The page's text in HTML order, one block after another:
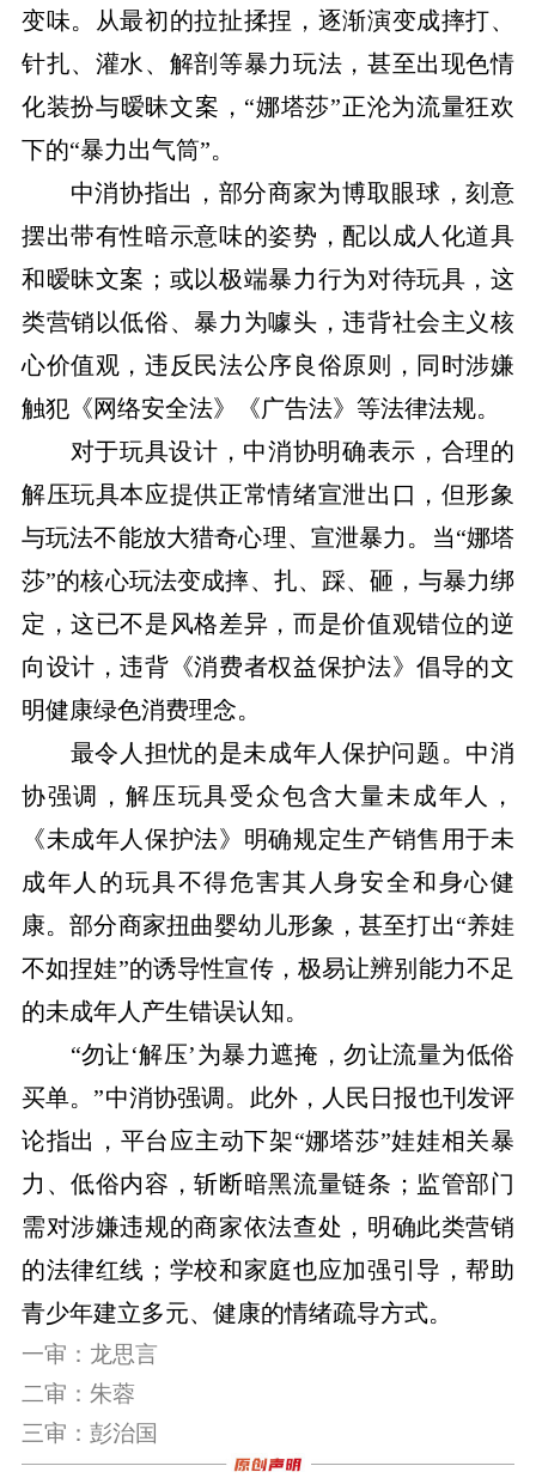
变味。从最初的拉扯揉捏，逐渐演变成摔打、
针扎、灌水、解剖等暴力玩法，甚至出现色情
化装扮与暧昧文案，“娜塔莎”正沦为流量狂欢
下的“暴力出气筒”。
中消协指出，部分商家为博取眼球，刻意
摆出带有性暗示意味的姿势，配以成人化道具
和暧昧文案；或以极端暴力行为对待玩具，这
类营销以低俗、暴力为噱头，违背社会主义核
心价值观，违反民法公序良俗原则，同时涉嫌
触犯《网络安全法》《广告法》等法律法规。
对于玩具设计，中消协明确表示，合理的
解压玩具本应提供正常情绪宣泄出口，但形象
与玩法不能放大猎奇心理、宣泄暴力。当“娜塔
莎”的核心玩法变成摔、扎、踩、砸，与暴力绑
定，这已不是风格差异，而是价值观错位的逆
向设计，违背《消费者权益保护法》倡导的文
明健康绿色消费理念。
最令人担忧的是未成年人保护问题。中消
协强调，解压玩具受众包含大量未成年人，
《未成年人保护法》明确规定生产销售用于未
成年人的玩具不得危害其人身安全和身心健
康。部分商家扭曲婴幼儿形象，甚至打出“养娃
不如捏娃”的诱导性宣传，极易让辨别能力不足
的未成年人产生错误认知。
“勿让‘解压’为暴力遮掩，勿让流量为低俗
买单。”中消协强调。此外，人民日报也刊发评
论指出，平台应主动下架“娜塔莎”娃娃相关暴
力、低俗内容，斩断暗黑流量链条；监管部门
需对涉嫌违规的商家依法查处，明确此类营销
的法律红线；学校和家庭也应加强引导，帮助
青少年建立多元、健康的情绪疏导方式。
一审：龙思言
二审：朱蓉
三审：彭治国